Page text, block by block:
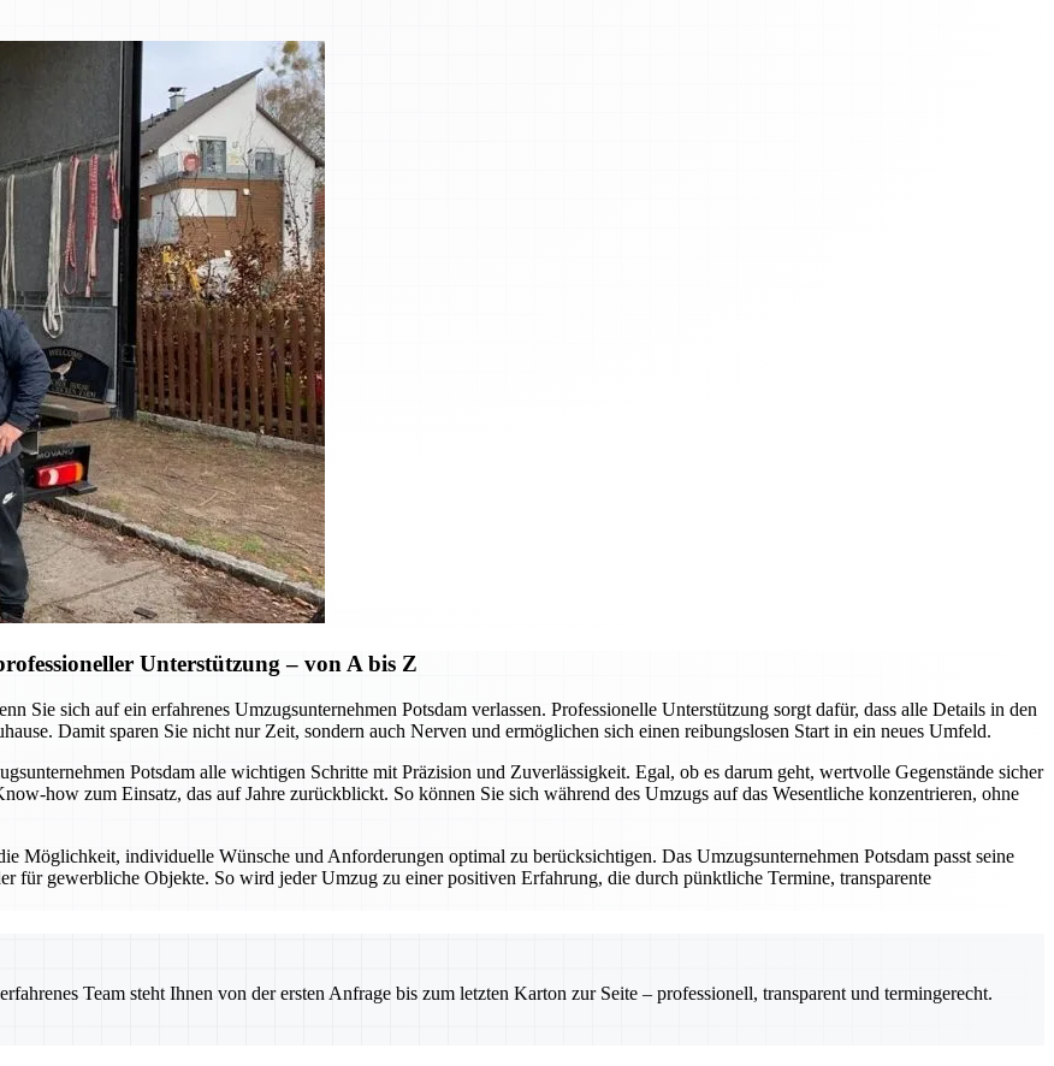
Unterstützung – von A bis Z
Sie sich auf ein erfahrenes Umzugsunternehmen Potsdam verlassen. Professionelle Unterstützung sorgt dafür, dass alle Details in den
Damit sparen Sie nicht nur Zeit, sondern auch Nerven und ermöglichen sich einen reibungslosen Start in ein neues Umfeld.
Potsdam alle wichtigen Schritte mit Präzision und Zuverlässigkeit. Egal, ob es darum geht, wertvolle Gegenstände sicher
how zum Einsatz, das auf Jahre zurückblickt. So können Sie sich während des Umzugs auf das Wesentliche konzentrieren, ohne
Möglichkeit, individuelle Wünsche und Anforderungen optimal zu berücksichtigen. Das Umzugsunternehmen Potsdam passt seine
für gewerbliche Objekte. So wird jeder Umzug zu einer positiven Erfahrung, die durch pünktliche Termine, transparente
Team steht Ihnen von der ersten Anfrage bis zum letzten Karton zur Seite – professionell, transparent und termingerecht.